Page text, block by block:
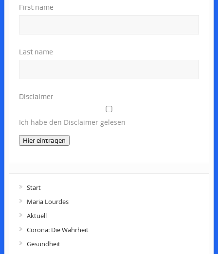
First name
Last name
Disclaimer
Ich habe den Disclaimer gelesen
Hier eintragen
Start
Maria Lourdes
Aktuell
Corona: Die Wahrheit
Gesundheit